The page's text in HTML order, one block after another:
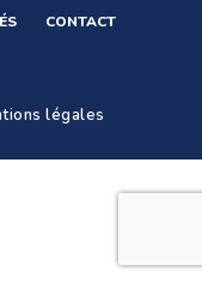
CONTACT
légales